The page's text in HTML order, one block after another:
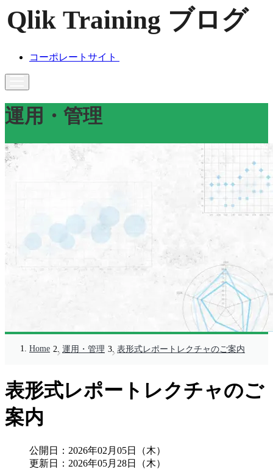
コーポレートサイト
運用・管理
Home 運用・管理 表形式レポートレクチャのご案内
表形式レポートレクチャのご
案内
公開日： 2026年02月05日（木）
更新日： 2026年05月28日（木）